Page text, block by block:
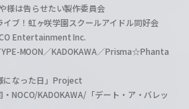
様は告らせたい製作委員会
ブ！虹ヶ咲学園スクールアイドル同好会
Entertainment Inc.
MOON／KADOKAWA／Prisma☆Phanta
になった日」Project
NOCO/KADOKAWA/「デート・ア・バレッ